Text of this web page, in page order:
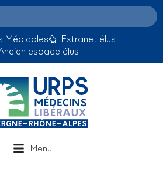
Médicales
Extranet élus
espace élus
Menu